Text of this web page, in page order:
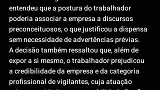
entendeu que a postura do trabalhador
poderia associar a empresa a discursos
preconceituosos, o que justificou a dispensa
sem necessidade de advertências prévias.
A decisão também ressaltou que, além de
expor a si mesmo, o trabalhador prejudicou
a credibilidade da empresa e da categoria
profissional de vigilantes, cuja atuação